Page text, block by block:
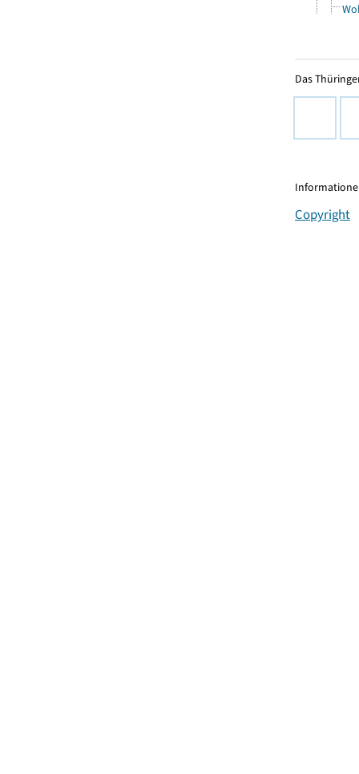
Das
Copyright